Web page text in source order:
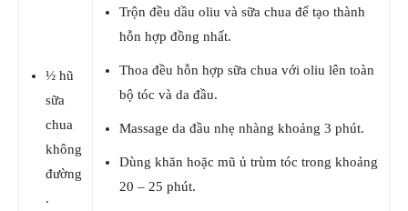
½ hũ
sữa
chua
không
đường
.
Trộn đều dầu oliu và sữa chua để tạo thành
hỗn hợp đồng nhất.
Thoa đều hỗn hợp sữa chua với oliu lên toàn
bộ tóc và da đầu.
Massage da đầu nhẹ nhàng khoảng 3 phút.
Dùng khăn hoặc mũ ủ trùm tóc trong khoảng
20 – 25 phút.